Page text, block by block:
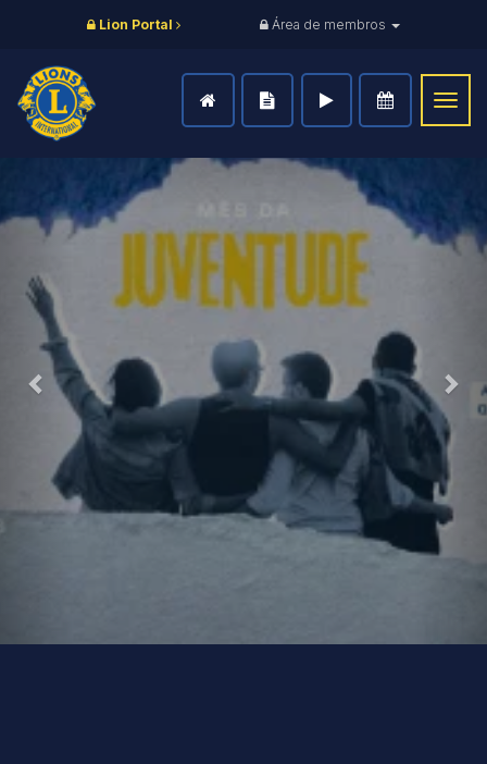
Lion Portal Área de membros